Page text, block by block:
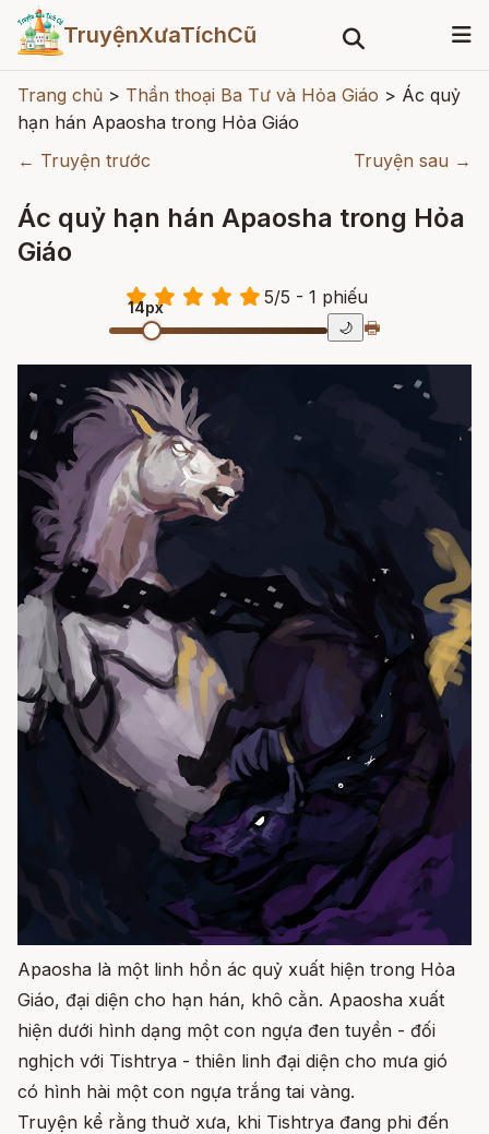
TruyệnXưaTíchCũ
Trang chủ > Thần thoại Ba Tư và Hỏa Giáo > Ác quỷ
hạn hán Apaosha trong Hỏa Giáo
← Truyện trước
Truyện sau →
Ác quỷ hạn hán Apaosha trong Hỏa
Giáo
5/5 - 1 phiếu
14px
🌙 🖶
Apaosha là một linh hồn ác quỷ xuất hiện trong Hỏa
Giáo, đại diện cho hạn hán, khô cằn. Apaosha xuất
hiện dưới hình dạng một con ngựa đen tuyền - đối
nghịch với Tishtrya - thiên linh đại diện cho mưa gió
có hình hài một con ngựa trắng tai vàng.
Truyện kể rằng thuở xưa, khi Tishtrya đang phi đến